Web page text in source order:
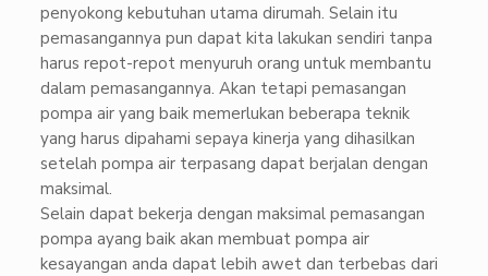
penyokong kebutuhan utama dirumah. Selain itu
pemasangannya pun dapat kita lakukan sendiri tanpa
harus repot-repot menyuruh orang untuk membantu
dalam pemasangannya. Akan tetapi pemasangan
pompa air yang baik memerlukan beberapa teknik
yang harus dipahami sepaya kinerja yang dihasilkan
setelah pompa air terpasang dapat berjalan dengan
maksimal.
Selain dapat bekerja dengan maksimal pemasangan
pompa ayang baik akan membuat pompa air
kesayangan anda dapat lebih awet dan terbebas dari